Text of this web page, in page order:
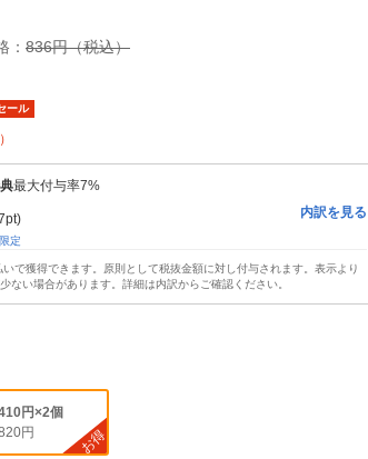
： 836円（税込）
ール
最大付与率7%
定
内訳を見る
で獲得できます。原則として税抜金額に対し付与されます。表示より
ない場合があります。詳細は内訳からご確認ください。
円×2個
円
お得